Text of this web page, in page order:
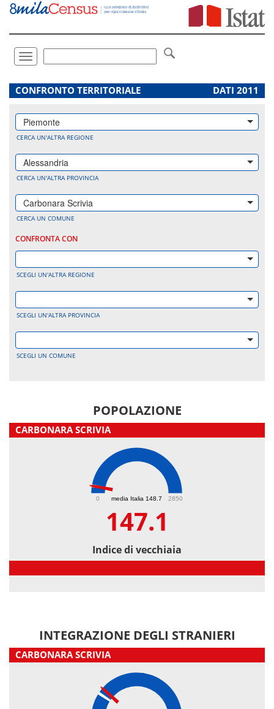
Vai
direttamente
Toggle
navigation
.
CONFRONTO TERRITORIALE DATI 2011
Piemonte
CERCA UN'ALTRA REGIONE
Alessandria
CERCA UN'ALTRA PROVINCIA
Carbonara Scrivia
CERCA UN COMUNE
CONFRONTA CON
SCEGLI UN'ALTRA REGIONE
SCEGLI UN'ALTRA PROVINCIA
SCEGLI UN COMUNE
POPOLAZIONE
CARBONARA SCRIVIA
media Italia 148.7
0 2850
147.1
Indice di vecchiaia
INTEGRAZIONE DEGLI STRANIERI
CARBONARA SCRIVIA